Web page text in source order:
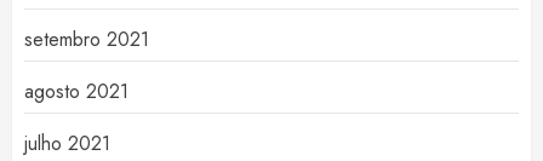
setembro 2021
agosto 2021
julho 2021